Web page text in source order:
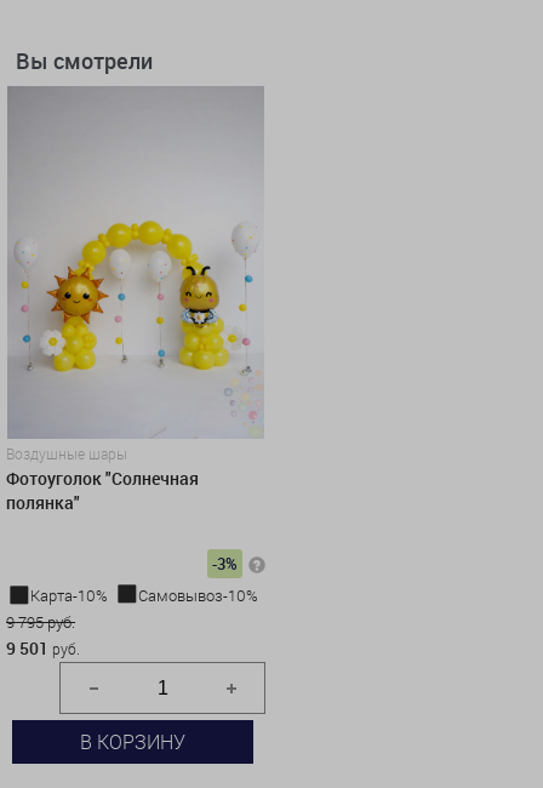
Вы смотрели
Воздушные шары
Фотоуголок "Солнечная
полянка"
-3%
Карта-10%
Самовывоз-10%
9 795 руб.
9 501 руб.
В КОРЗИНУ